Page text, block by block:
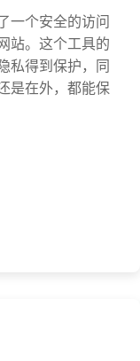
一个安全的访问
站。这个工具的
私得到保护，同
是在外，都能保